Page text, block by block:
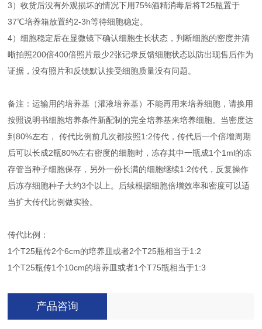
3）收货后没有外观损坏的情况下用75%酒精消毒后将T25瓶置于
37℃培养箱放置约2-3h等待细胞稳定。
4）细胞稳定后在显微镜下确认细胞生长状态，判断细胞的密度并清
晰拍照200倍400倍照片最少2张记录反馈细胞状态以防出现售后作为
证据，没有照片和反馈默认接受细胞质量没有问题。
备注：运输用的培养基（灌液培养基）不能再用来培养细胞，请换用
按照说明书细胞培养条件新配制的完全培养基来培养细胞。当密度达
到80%左右， 传代比例前几次都按照1:2传代，传代后一个倍增周期
后可以长成2瓶80%左右密度的细胞时，冻存其中一瓶成1个1ml的冻
存管当种子细胞保存，另外一份长满的细胞继续1:2传代，反复操作
后冻存细胞种子大约3个以上。后续根据细胞倍增效率和密度可以适
当扩大传代比例做实验。
传代比例：
1个T25瓶传2个6cm的培养皿或者2个T25瓶相当于1:2
1个T25瓶传1个10cm的培养皿或者1个T75瓶相当于1:3
产品咨询